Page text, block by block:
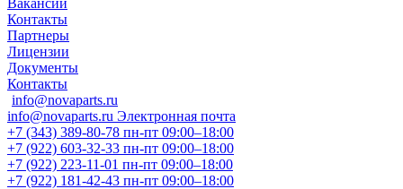
Вакансии
Контакты
Партнеры
Лицензии
Документы
Контакты
info@novaparts.ru
info@novaparts.ru Электронная почта
+7 (343) 389-80-78 пн-пт 09:00–18:00
+7 (922) 603-32-33 пн-пт 09:00–18:00
+7 (922) 223-11-01 пн-пт 09:00–18:00
+7 (922) 181-42-43 пн-пт 09:00–18:00